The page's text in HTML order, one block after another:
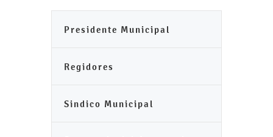
Presidente Municipal
Regidores
Sindico Municipal